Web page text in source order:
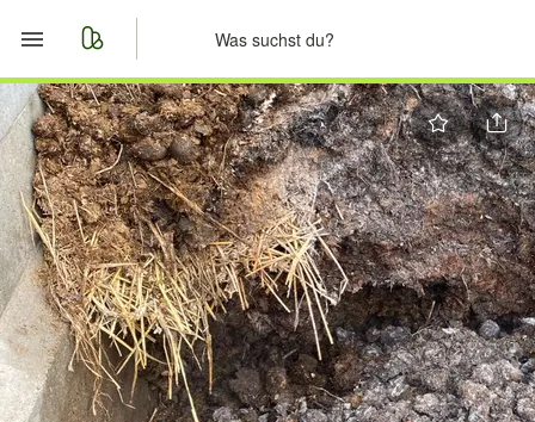
Start
Merkliste
Nachrichten
Anzeige aufgeben